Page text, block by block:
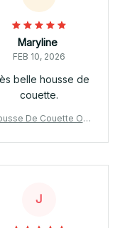
Maryline
FEB 10, 2026
belle housse de
couette.
De Couette OL
Football Teams 08 P
J